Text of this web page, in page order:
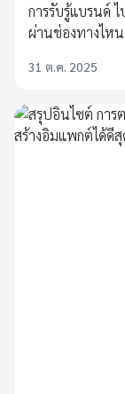
การรับรู้แบรนด์
ผ่านช่องทางไห
31 ต.ค. 2025